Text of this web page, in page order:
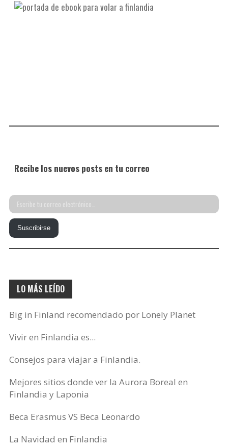
Recibe los nuevos posts en tu correo
Escribe
tu
correo
electrónico…
Suscribirse
LO MÁS LEÍDO
Big in Finland recomendado por Lonely Planet
Vivir en Finlandia es...
Consejos para viajar a Finlandia.
Mejores sitios donde ver la Aurora Boreal en
Finlandia y Laponia
Beca Erasmus VS Beca Leonardo
La Navidad en Finlandia